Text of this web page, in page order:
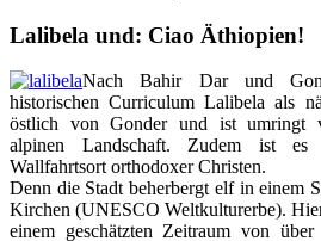
Lalibela und: Ciao Äthiopien!
Nach Bahir Dar und
historischen Curriculum Lalibela als
östlich von Gonder und ist umringt
alpinen Landschaft. Zudem ist
Wallfahrtsort orthodoxer Christen.
Denn die Stadt beherbergt elf in einem
Kirchen (UNESCO Weltkulturerbe).
einem geschätzten Zeitraum von